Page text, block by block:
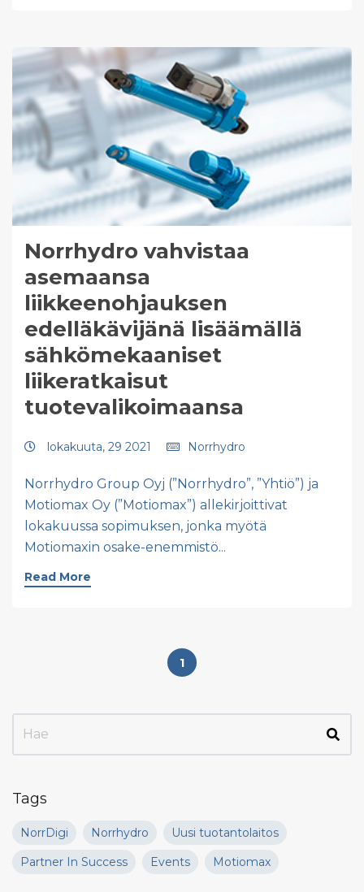
Norrhydro vahvistaa
asemaansa
liikkeenohjauksen
edelläkävijänä lisäämällä
sähkömekaaniset
liikeratkaisut
tuotevalikoimaansa
lokakuuta, 29 2021 Norrhydro
Norrhydro Group Oyj (”Norrhydro”, ”Yhtiö”) ja
Motiomax Oy (”Motiomax”) allekirjoittivat
lokakuussa sopimuksen, jonka myötä
Motiomaxin osake-enemmistö...
Read More
1
Tags
NorrDigi Norrhydro
Uusi tuotantolaitos
Partner In Success
Events Motiomax